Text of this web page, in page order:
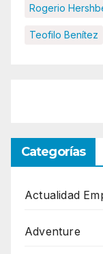
Rogerio
Teofilo Benítez
Categorías
Actualidad
Adventure